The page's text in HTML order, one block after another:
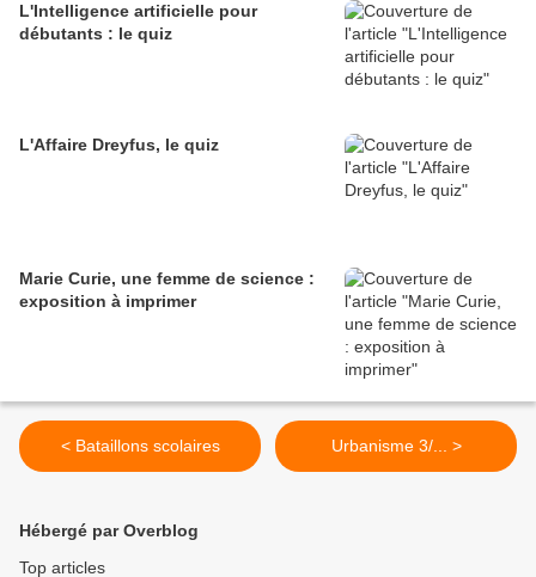
L'Intelligence artificielle pour
débutants : le quiz
L'Affaire Dreyfus, le quiz
Marie Curie, une femme de science :
exposition à imprimer
< Bataillons scolaires Urbanisme 3/... >
Hébergé par Overblog
Top articles